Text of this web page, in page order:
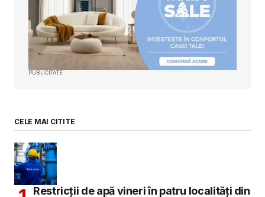
PUBLICITATE
CELE MAI CITITE
Restricții de apă vineri în patru localități din